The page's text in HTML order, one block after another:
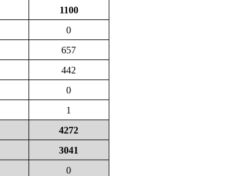
1100
0
657
442
0
1
4272
3041
0